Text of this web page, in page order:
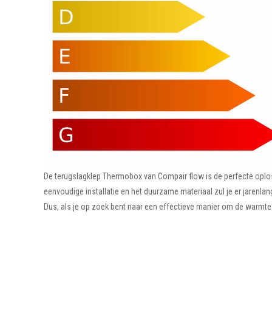
De terugslagklep Thermobox van Compair flow is de perfecte
eenvoudige installatie en het duurzame materiaal zul je er
Dus, als je op zoek bent naar een effectieve manier om de